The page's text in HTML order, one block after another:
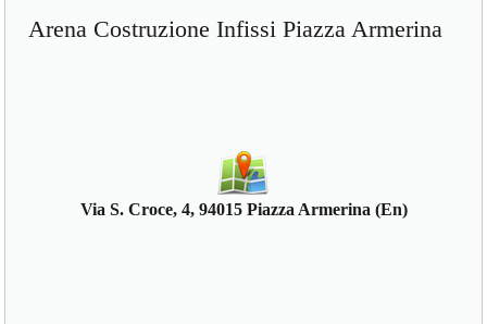
Arena Costruzione Infissi Piazza Armerina
Via S. Croce, 4, 94015 Piazza Armerina (En)